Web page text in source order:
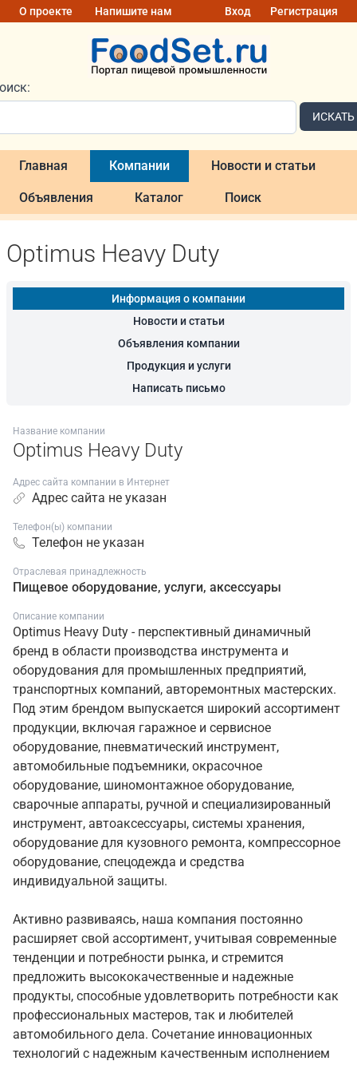
О проекте Напишите нам Вход Регистрация
ИСКАТЬ
Главная Компании Новости и статьи
Объявления Каталог Поиск
Optimus Heavy Duty
Информация о компании
Новости и статьи
Объявления компании
Продукция и услуги
Написать письмо
Название компании
Optimus Heavy Duty
Адрес сайта компании в Интернет
Адрес сайта не указан
Телефон(ы) компании
Телефон не указан
Отраслевая принадлежность
Пищевое оборудование, услуги, аксессуары
Описание компании
Optimus Heavy Duty - перспективный динамичный
бренд в области производства инструмента и
оборудования для промышленных предприятий,
транспортных компаний, авторемонтных мастерских.
Под этим брендом выпускается широкий ассортимент
продукции, включая гаражное и сервисное
оборудование, пневматический инструмент,
автомобильные подъемники, окрасочное
оборудование, шиномонтажное оборудование,
сварочные аппараты, ручной и специализированный
инструмент, автоаксессуары, системы хранения,
оборудование для кузовного ремонта, компрессорное
оборудование, спецодежда и средства
индивидуальной защиты.
Активно развиваясь, наша компания постоянно
расширяет свой ассортимент, учитывая современные
тенденции и потребности рынка, и стремится
предложить высококачественные и надежные
продукты, способные удовлетворить потребности как
профессиональных мастеров, так и любителей
автомобильного дела. Сочетание инновационных
технологий с надежным качественным исполнением